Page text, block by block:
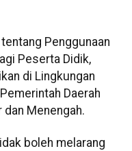
Penggunaan
Peserta Didik,
di Lingkungan
Daerah
Menengah.
boleh melarang